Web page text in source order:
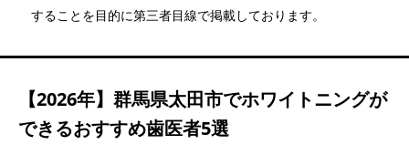
尾島デンタルクリニック
大川歯科医院
おおたモール歯科
することを目的に第三者目線で掲載しております。
【2026年】 群馬県太田市でホワイトニングが
できるおすすめ歯医者5選